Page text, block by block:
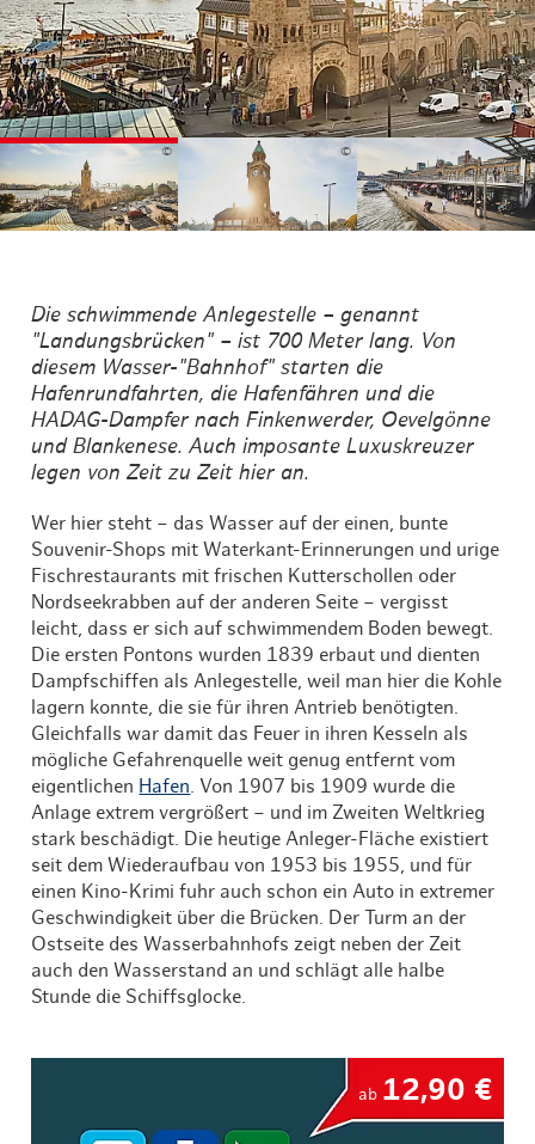
© © ©
Die schwimmende Anlegestelle – genannt
"Landungsbrücken" – ist 700 Meter lang. Von
diesem Wasser-"Bahnhof" starten die
Hafenrundfahrten, die Hafenfähren und die
HADAG-Dampfer nach Finkenwerder, Oevelgönne
und Blankenese. Auch imposante Luxuskreuzer
legen von Zeit zu Zeit hier an.
Wer hier steht – das Wasser auf der einen, bunte
Souvenir-Shops mit Waterkant-Erinnerungen und urige
Fischrestaurants mit frischen Kutterschollen oder
Nordseekrabben auf der anderen Seite – vergisst
leicht, dass er sich auf schwimmendem Boden bewegt.
Die ersten Pontons wurden 1839 erbaut und dienten
Dampfschiffen als Anlegestelle, weil man hier die Kohle
lagern konnte, die sie für ihren Antrieb benötigten.
Gleichfalls war damit das Feuer in ihren Kesseln als
mögliche Gefahrenquelle weit genug entfernt vom
eigentlichen Hafen . Von 1907 bis 1909 wurde die
Anlage extrem vergrößert – und im Zweiten Weltkrieg
stark beschädigt. Die heutige Anleger-Fläche existiert
seit dem Wiederaufbau von 1953 bis 1955, und für
einen Kino-Krimi fuhr auch schon ein Auto in extremer
Geschwindigkeit über die Brücken. Der Turm an der
Ostseite des Wasserbahnhofs zeigt neben der Zeit
auch den Wasserstand an und schlägt alle halbe
Stunde die Schiffsglocke.
ab 12,90 €